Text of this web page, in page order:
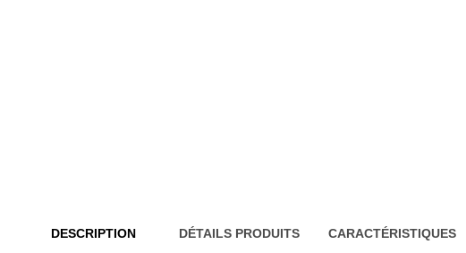
DESCRIPTION DÉTAILS PRODUITS CARACTÉRISTIQUES